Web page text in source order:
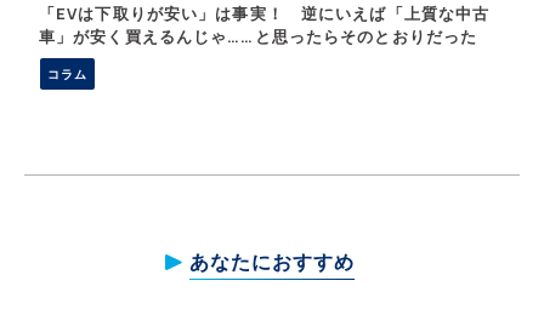
「EVは下取りが安い」は事実！ 逆にいえば「上質な中古
車」が安く買えるんじゃ……と思ったらそのとおりだった
コラム
あなたにおすすめ